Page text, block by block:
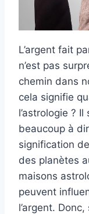
L’argent fait
n’est pas
chemin dans
cela signifie
l’astrologie ? Il
beaucoup à
signification
des planètes
maisons
peuvent
l’argent.